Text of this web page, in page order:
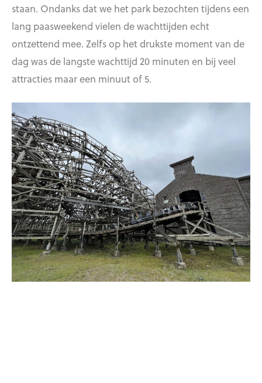
staan. Ondanks dat we het park bezochten tijdens een
lang paasweekend vielen de wachttijden echt
ontzettend mee. Zelfs op het drukste moment van de
dag was de langste wachttijd 20 minuten en bij veel
attracties maar een minuut of 5.